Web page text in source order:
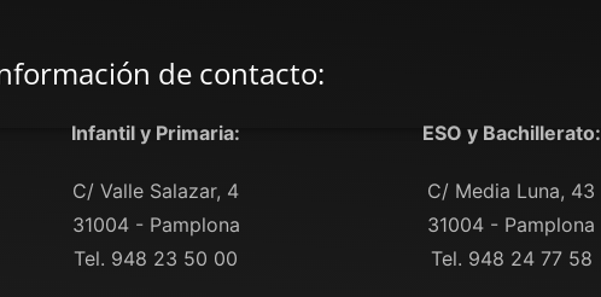
de contacto:
Infantil y Primaria:
C/ Valle Salazar, 4
31004 - Pamplona
Tel. 948 23 50 00
ESO y Bachillerato:
C/ Media Luna, 43
31004 - Pamplona
Tel. 948 24 77 58